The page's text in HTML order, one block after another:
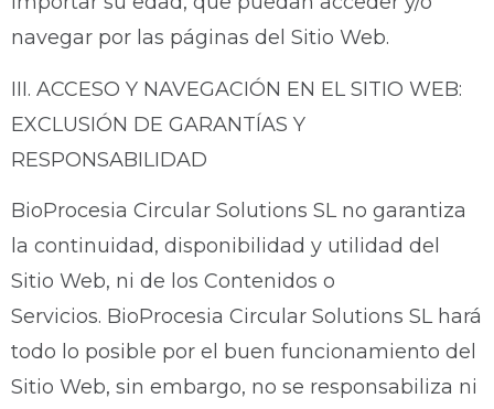
navegar por las páginas del Sitio Web.
III. ACCESO Y NAVEGACIÓN EN EL SITIO WEB:
EXCLUSIÓN DE GARANTÍAS Y
RESPONSABILIDAD
BioProcesia Circular Solutions SL no garantiza
la continuidad, disponibilidad y utilidad del
Sitio Web, ni de los Contenidos o
Servicios. BioProcesia Circular Solutions SL hará
todo lo posible por el buen funcionamiento del
Sitio Web, sin embargo, no se responsabiliza ni